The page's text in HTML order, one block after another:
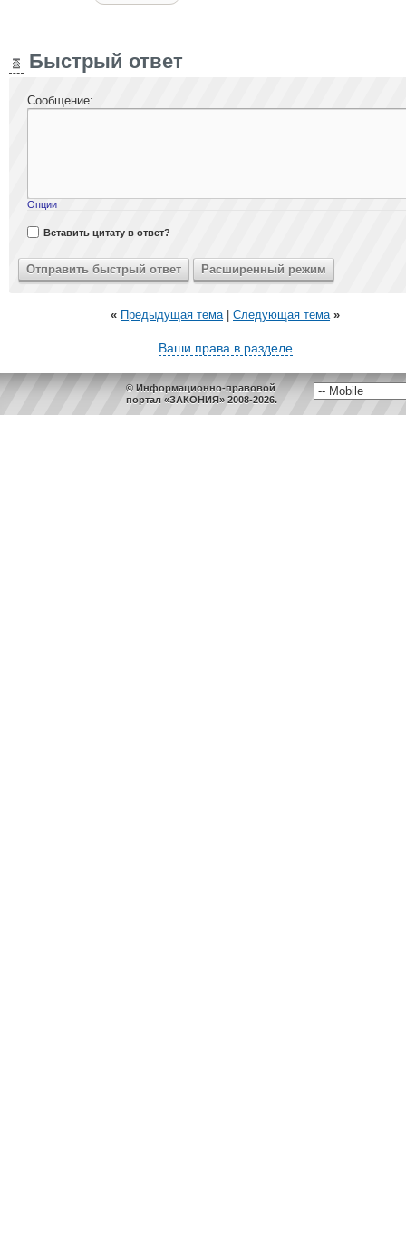
Быстрый ответ
Сообщение:
Опции
Вставить цитату в ответ?
« Предыдущая тема| Следующая тема »
Ваши права в разделе
© Информационно-правовой
портал «ЗАКОНИЯ» 2008-2026.